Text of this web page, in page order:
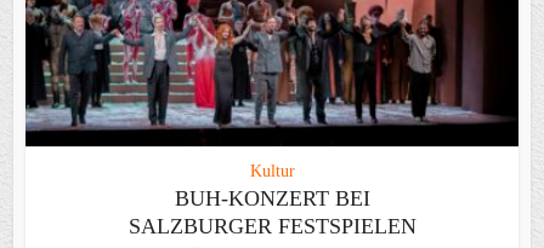
Kultur
BUH-KONZERT BEI
SALZBURGER FESTSPIELEN